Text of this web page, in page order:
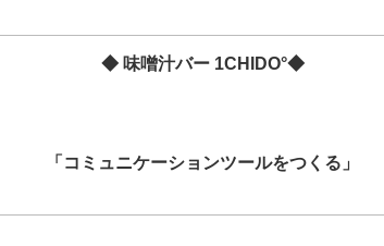
酒井英之の社長のビジョン実現道場(10)
◆ 味噌汁バー 1CHIDO°◆
「コミュニケーションツールをつくる」